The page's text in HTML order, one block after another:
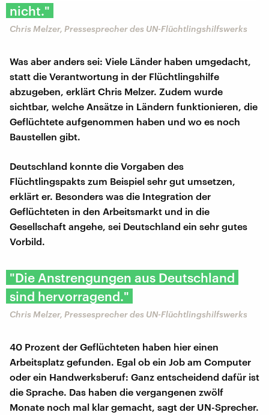
nicht."
Chris Melzer, Pressesprecher des UN-Flüchtlingshilfswerks
Was aber anders sei: Viele Länder haben umgedacht,
statt die Verantwortung in der Flüchtlingshilfe
abzugeben, erklärt Chris Melzer. Zudem wurde
sichtbar, welche Ansätze in Ländern funktionieren, die
Geflüchtete aufgenommen haben und wo es noch
Baustellen gibt.
Deutschland konnte die Vorgaben des
Flüchtlingspakts zum Beispiel sehr gut umsetzen,
erklärt er. Besonders was die Integration der
Geflüchteten in den Arbeitsmarkt und in die
Gesellschaft angehe, sei Deutschland ein sehr gutes
Vorbild.
"Die Anstrengungen aus Deutschland
sind hervorragend."
Chris Melzer, Pressesprecher des UN-Flüchtlingshilfswerks
40 Prozent der Geflüchteten haben hier einen
Arbeitsplatz gefunden. Egal ob ein Job am Computer
oder ein Handwerksberuf: Ganz entscheidend dafür ist
die Sprache. Das haben die vergangenen zwölf
Monate noch mal klar gemacht, sagt der UN-Sprecher.